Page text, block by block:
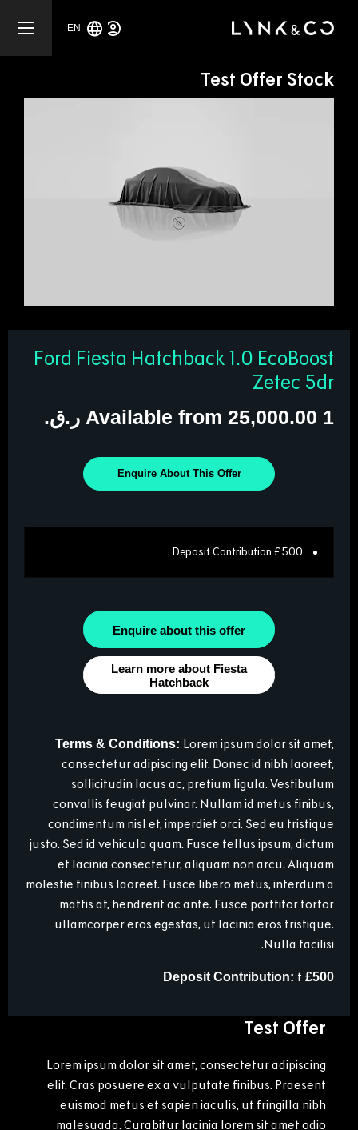
EN
Test Offer Stock
Ford Fiesta Hatchback 1.0 EcoBoost
Zetec 5dr
1
Available from 25,000.00 ر.ق.‏
Enquire About This Offer
£500 Deposit Contribution
Enquire about this offer
Learn more about Fiesta
Hatchback
Terms & Conditions: Lorem ipsum dolor sit amet,
consectetur adipiscing elit. Donec id nibh laoreet,
sollicitudin lacus ac, pretium ligula. Vestibulum
convallis feugiat pulvinar. Nullam id metus finibus,
condimentum nisl et, imperdiet orci. Sed eu tristique
justo. Sed id vehicula quam. Fusce tellus ipsum, dictum
et lacinia consectetur, aliquam non arcu. Aliquam
molestie finibus laoreet. Fusce libero metus, interdum a
mattis at, hendrerit ac ante. Fusce porttitor tortor
ullamcorper eros egestas, ut lacinia eros tristique.
Nulla facilisi.
£500 Deposit Contribution:
t
Test Offer
Lorem ipsum dolor sit amet, consectetur adipiscing
elit. Cras posuere ex a vulputate finibus. Praesent
euismod metus et sapien iaculis, ut fringilla nibh
malesuada. Curabitur lacinia lorem sit amet odio